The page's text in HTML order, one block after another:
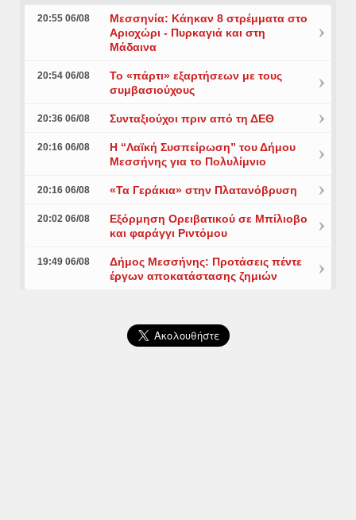
20:55 06/08
Μεσσηνία: Κάηκαν 8 στρέμματα στο
Αριοχώρι - Πυρκαγιά και στη
Μάδαινα
20:54 06/08
Το «πάρτι» εξαρτήσεων με τους
συμβασιούχους
20:36 06/08 Συνταξιούχοι πριν από τη ΔΕΘ
20:16 06/08
Η “Λαϊκή Συσπείρωση” του Δήμου
Μεσσήνης για το Πολυλίμνιο
20:16 06/08 «Τα Γεράκια» στην Πλατανόβρυση
20:02 06/08
Εξόρμηση Ορειβατικού σε Μπίλιοβο
και φαράγγι Ριντόμου
19:49 06/08
Δήμος Μεσσήνης: Προτάσεις πέντε
έργων αποκατάστασης ζημιών